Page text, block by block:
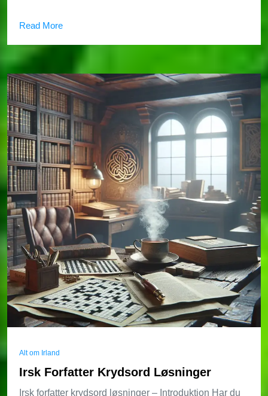
Read More
Alt om Irland
Irsk Forfatter Krydsord Løsninger
Irsk forfatter krydsord løsninger – Introduktion Har du